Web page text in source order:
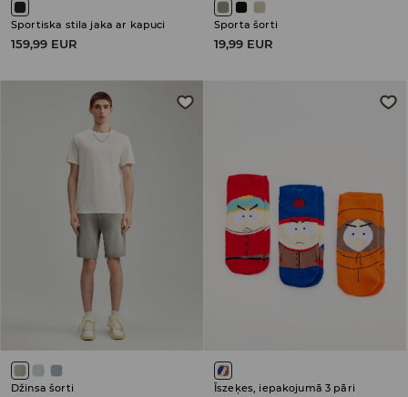
Sportiska stila jaka ar kapuci
159,99 EUR
Sporta šorti
19,99 EUR
Džinsa šorti Īszeķes, iepakojumā 3 pāri